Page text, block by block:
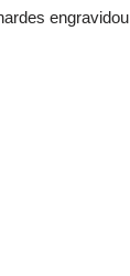
engravidou